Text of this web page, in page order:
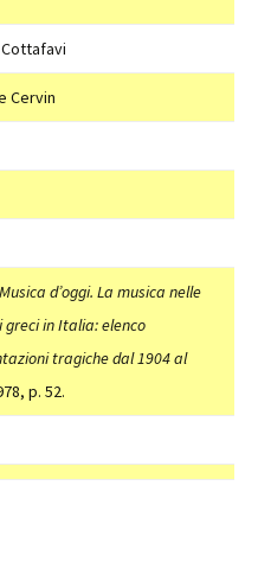
Cervin
d’oggi. La musica nelle
in Italia: elenco
tragiche dal 1904 al
p. 52.